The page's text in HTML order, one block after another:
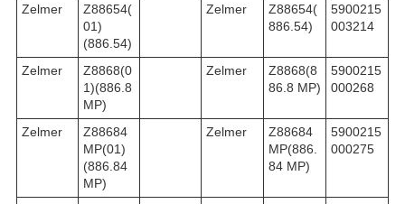
Zelmer
Z88654(
01)
(886.54)
Zelmer
Z88654(
886.54)
5900215
003214
Zelmer
Z8868(0
1)(886.8
MP)
Zelmer
Z8868(8
86.8 MP)
5900215
000268
Zelmer
Z88684
MP(01)
(886.84
MP)
Zelmer
Z88684
MP(886.
84 MP)
5900215
000275